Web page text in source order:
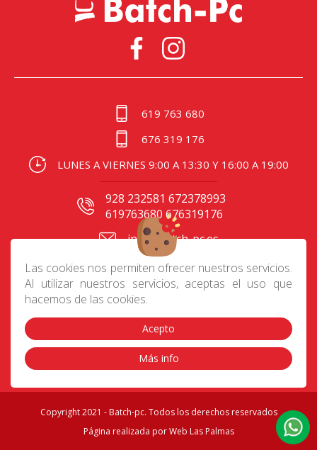
Las cookies nos permiten ofrecer nuestros servicios.
Al utilizar nuestros servicios, aceptas el uso que
hacemos de las cookies.
Acepto
Más info
619 763 680
676 319 176
LUNES A VIERNES 9:00 A 13:30 Y 16:00 A 19:00
928 232581 672378993
619763680 676319176
info@batch-pc.es
C/ Gral. Mas de Gaminde
24 35006, Las Palmas
Contacto Aviso Legal|Política de privacidad
|
Preguntas frecuentes|Envíos|Devoluciones|
Condiciones de compra
Copyright 2021 - Batch-pc. Todos los derechos reservados
Página realizada porWeb Las Palmas